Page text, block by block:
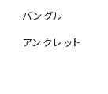
バングル
アンクレット